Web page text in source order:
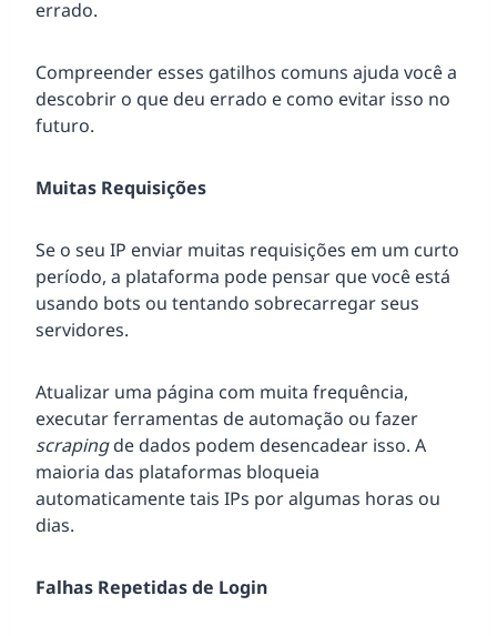
errado.
Compreender esses gatilhos comuns ajuda você a
descobrir o que deu errado e como evitar isso no
futuro.
Muitas Requisições
Se o seu IP enviar muitas requisições em um curto
período, a plataforma pode pensar que você está
usando bots ou tentando sobrecarregar seus
servidores.
Atualizar uma página com muita frequência,
executar ferramentas de automação ou fazer
scrapingde dados podem desencadear isso. A
maioria das plataformas bloqueia
automaticamente tais IPs por algumas horas ou
dias.
Falhas Repetidas de Login